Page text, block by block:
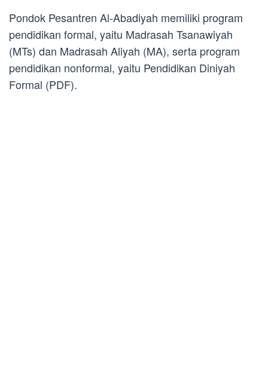
Pondok Pesantren Al-Abadiyah memiliki program
pendidikan formal, yaitu Madrasah Tsanawiyah
(MTs) dan Madrasah Aliyah (MA), serta program
pendidikan nonformal, yaitu Pendidikan Diniyah
Formal (PDF).